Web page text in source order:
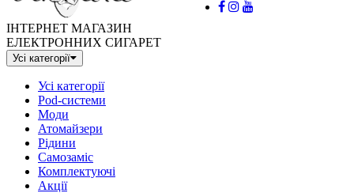
ІНТЕРНЕТ МАГАЗИН
ЕЛЕКТРОННИХ СИГАРЕТ
Усі категорії
Усі категорії
Pod-системи
Моди
Атомайзери
Рідини
Самозаміс
Комплектуючі
Акції